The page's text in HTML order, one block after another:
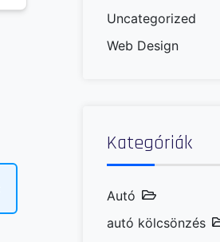
Uncategorized
Web Design
Kategóriák
Autó
autó kölcsönzés